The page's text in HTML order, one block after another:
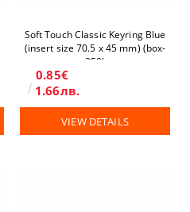
Soft Touch Classic Keyring Blue
(insert size 70.5 x 45 mm) (box-
250)
0.85€
1.66лв.
VIEW DETAILS